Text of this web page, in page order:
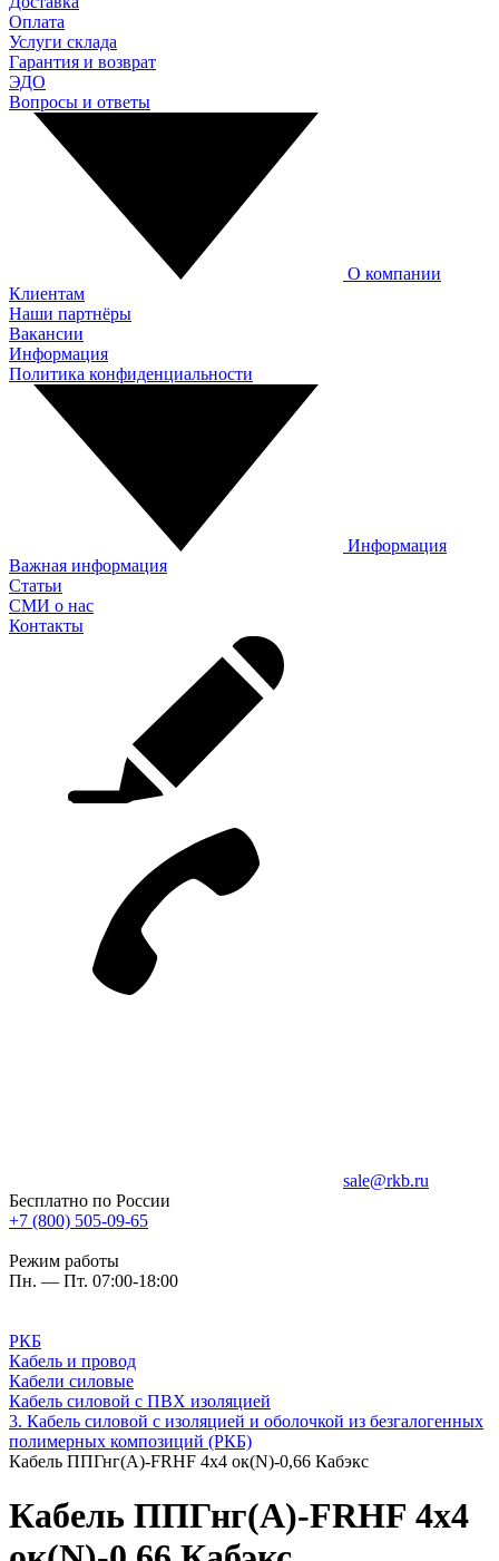
Оплата
Услуги склада
Гарантия и возврат
ЭДО
Вопросы и ответы
О компании
Клиентам
Наши партнёры
Вакансии
Информация
Политика конфиденциальности
Информация
Важная информация
Статьи
СМИ о нас
Контакты
sale@rkb.ru
Бесплатно по России
+7 (800) 505-09-65
Режим работы
Пн. — Пт. 07:00-18:00
РКБ
Кабель и провод
Кабели силовые
Кабель силовой с ПВХ изоляцией
3. Кабель силовой с изоляцией и оболочкой из безгалогенных
полимерных композиций (РКБ)
Кабель ППГнг(А)-FRHF 4х4 ок(N)-0,66 Кабэкс
Кабель ППГнг(А)-FRHF 4х4